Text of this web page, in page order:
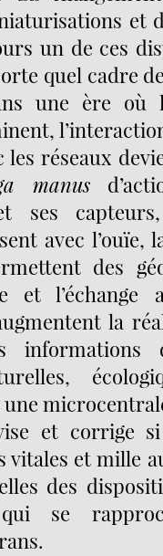
et
un de ces
quel cadre
une ère où
les réseaux
manus
ses
avec l’ouïe,
des
et l’échange
la
informations
et corrige si
vitales et mille
des
qui se